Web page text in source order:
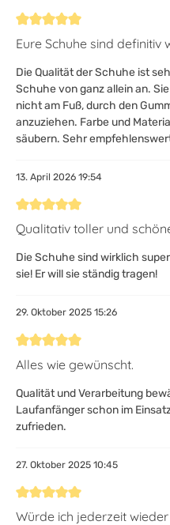
Bewertung mit 5 von 5 Sternen
Eure Schuhe sind definitiv
Die Qualität der Schuhe ist
Schuhe von ganz allein an.
nicht am Fuß, durch den
anzuziehen. Farbe und
säubern. Sehr
13. April 2026 19:54
Bewertung mit 5 von 5 Sternen
Qualitativ toller und
Die Schuhe sind wirklich
sie! Er will sie ständig tragen!
29. Oktober 2025 15:26
Bewertung mit 5 von 5 Sternen
Alles wie gewünscht.
Qualität und Verarbeitung
Laufanfänger schon im
zufrieden.
27. Oktober 2025 10:45
Bewertung mit 5 von 5 Sternen
Würde ich jederzeit